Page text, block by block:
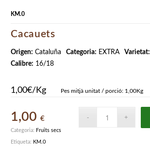
KM.0
Cacauets
Origen: Cataluña Categoria: EXTRA Varietat:
Calibre: 16/18
1,00€/Kg Pes mitjà unitat / porció: 1,00Kg
1,00€
Categoria: Fruits secs
Etiqueta: KM.0